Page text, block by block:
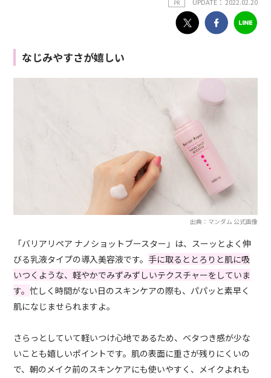
PR
なじみやすさが嬉しい
出典：マンダム 公式画像
「バリアリペア ナノショットブースター」は、スーッとよく伸
びる乳液タイプの導入美容液です。 手に取るととろりと肌に吸
いつくような、軽やかでみずみずしいテクスチャーをしていま
す。忙しく時間がない日のスキンケアの際も、パパッと素早く
肌になじませられますよ。
さらっとしていて軽いつけ心地であるため、ベタつき感が少な
いことも嬉しいポイントです。肌の表面に重さが残りにくいの
で、朝のメイク前のスキンケアにも使いやすく、メイクよれも